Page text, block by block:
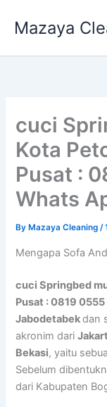
Mazaya
cuci
Kota
Pusat :
Whats
By Mazaya Cleaning/
Mеngара Sofa
cuci Springbed
Pusat : 0819
Jabodetabekdan
akronim dari
Bekasi, yaitu
Sebelum
dari Kabupaten